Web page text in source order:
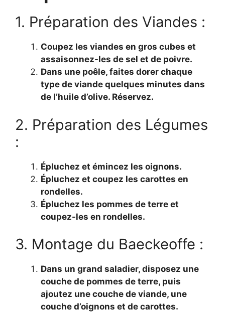
1. Préparation des Viandes :
Coupez les viandes en gros cubes et
assaisonnez-les de sel et de poivre.
Dans une poêle, faites dorer chaque
type de viande quelques minutes dans
de l’huile d’olive. Réservez.
2. Préparation des Légumes
:
Épluchez et émincez les oignons.
Épluchez et coupez les carottes en
rondelles.
Épluchez les pommes de terre et
coupez-les en rondelles.
3. Montage du Baeckeoffe :
Dans un grand saladier, disposez une
couche de pommes de terre, puis
ajoutez une couche de viande, une
couche d’oignons et de carottes.